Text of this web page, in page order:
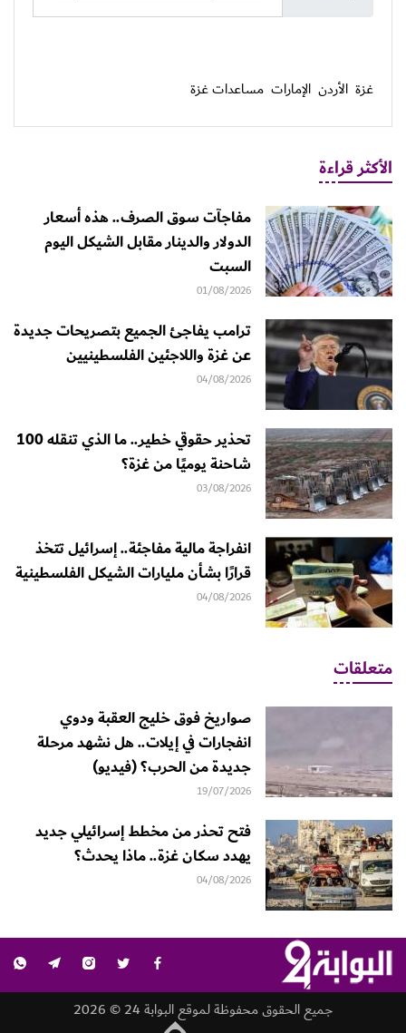
غزة الأردن الإمارات مساعدات غزة
الأكثر قراءة
مفاجآت سوق الصرف.. هذه أسعار
الدولار والدينار مقابل الشيكل اليوم
السبت
01/08/2026
ترامب يفاجئ الجميع بتصريحات جديدة
عن غزة واللاجئين الفلسطينيين
04/08/2026
تحذير حقوقي خطير.. ما الذي تنقله 100
شاحنة يوميًا من غزة؟
03/08/2026
انفراجة مالية مفاجئة.. إسرائيل تتخذ
قرارًا بشأن مليارات الشيكل الفلسطينية
04/08/2026
متعلقات
صواريخ فوق خليج العقبة ودوي
انفجارات في إيلات.. هل نشهد مرحلة
جديدة من الحرب؟ (فيديو)
19/07/2026
فتح تحذر من مخطط إسرائيلي جديد
يهدد سكان غزة.. ماذا يحدث؟
04/08/2026
جميع الحقوق محفوظة لموقع البوابة 24 © 2026